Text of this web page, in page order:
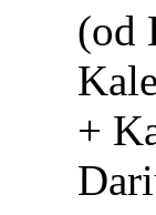
(od
+